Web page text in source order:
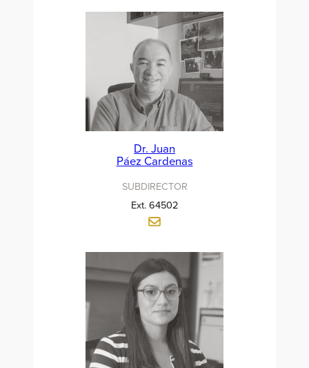
Dr. Juan
Páez Cardenas
SUBDIRECTOR
Ext. 64502